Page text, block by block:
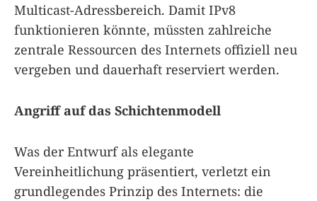
Multicast-Adressbereich. Damit IPv8
funktionieren könnte, müssten zahlreiche
zentrale Ressourcen des Internets offiziell neu
vergeben und dauerhaft reserviert werden.
Angriff auf das Schichtenmodell
Was der Entwurf als elegante
Vereinheitlichung präsentiert, verletzt ein
grundlegendes Prinzip des Internets: die